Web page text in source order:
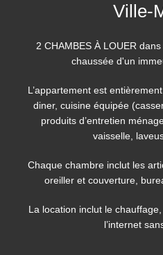
Ville-
2 CHAMBES À LOUER
chaussée d'un
L’appartement est
diner, cuisine équipée
produits d’entretien
vaisselle,
Chaque chambre inclut les
oreiller et couverture,
La location inclut le chauffage,
l’internet